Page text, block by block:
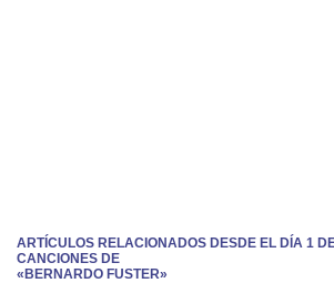
ARTÍCULOS RELACIONADOS DESDE EL DÍA 1
CANCIONES DE
«BERNARDO FUSTER»